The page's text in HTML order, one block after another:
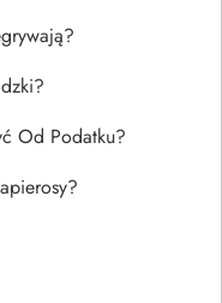
Od Podatku?